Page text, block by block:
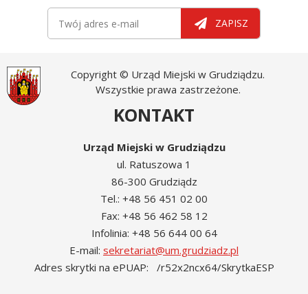
ZAPISZ
Copyright © Urząd Miejski w Grudziądzu.
Wszystkie prawa zastrzeżone.
KONTAKT
Urząd Miejski w Grudziądzu
ul. Ratuszowa 1
86-300 Grudziądz
Tel.: +48 56 451 02 00
Fax: +48 56 462 58 12
Infolinia: +48 56 644 00 64
E-mail: sekretariat@um.grudziadz.pl
Adres skrytki na ePUAP: /r52x2ncx64/SkrytkaESP